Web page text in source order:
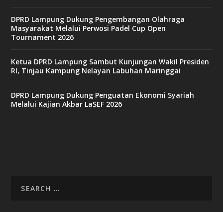
DPRD Lampung Dukung Pengembangan Olahraga
Masyarakat Melalui Perwosi Padel Cup Open
Tournament 2026
Ketua DPRD Lampung Sambut Kunjungan Wakil Presiden
RI, Tinjau Kampung Nelayan Labuhan Maringgai
DPRD Lampung Dukung Penguatan Ekonomi Syariah
Melalui Kajian Akbar LaSEF 2026